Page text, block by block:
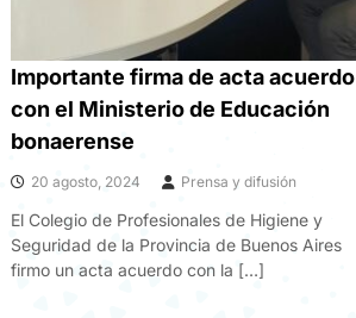
Importante firma de acta acuerdo
con el Ministerio de Educación
bonaerense
20 agosto, 2024 Prensa y difusión
El Colegio de Profesionales de Higiene y
Seguridad de la Provincia de Buenos Aires
firmo un acta acuerdo con la […]